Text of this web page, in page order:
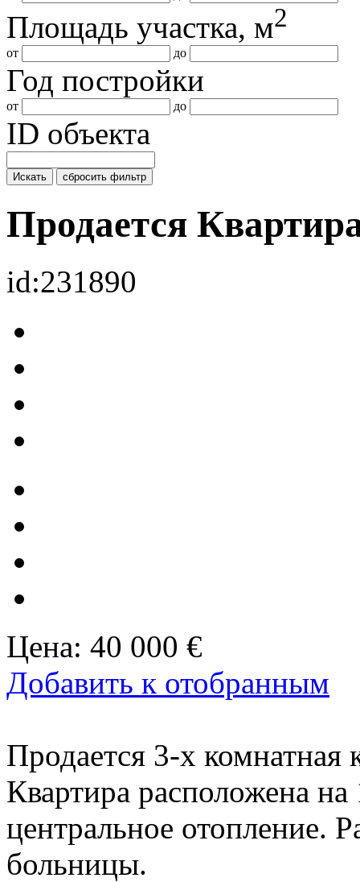
Площадь участка, м2
от до
Год постройки
от до
ID объекта
Искать сбросить фильтр
Продается
id:231890
Цена: 40 000 €
Добавить к отобранным
Продается 3-х комнатная
Квартира расположена
центральное отопление.
больницы.